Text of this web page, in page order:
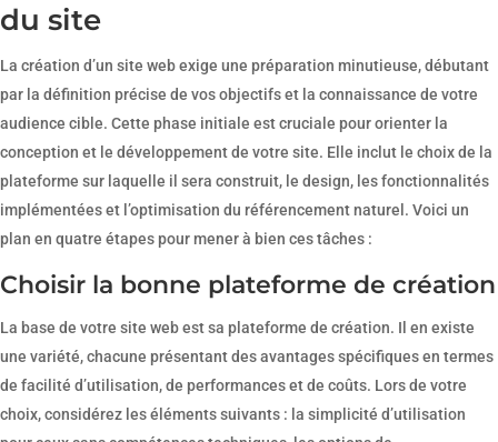
du site
La création d’un site web exige une préparation minutieuse, débutant
par la définition précise de vos objectifs et la connaissance de votre
audience cible. Cette phase initiale est cruciale pour orienter la
conception et le développement de votre site. Elle inclut le choix de la
plateforme sur laquelle il sera construit, le design, les fonctionnalités
implémentées et l’optimisation du référencement naturel. Voici un
plan en quatre étapes pour mener à bien ces tâches :
Choisir la bonne plateforme de création
La base de votre site web est sa plateforme de création. Il en existe
une variété, chacune présentant des avantages spécifiques en termes
de facilité d’utilisation, de performances et de coûts. Lors de votre
choix, considérez les éléments suivants : la simplicité d’utilisation